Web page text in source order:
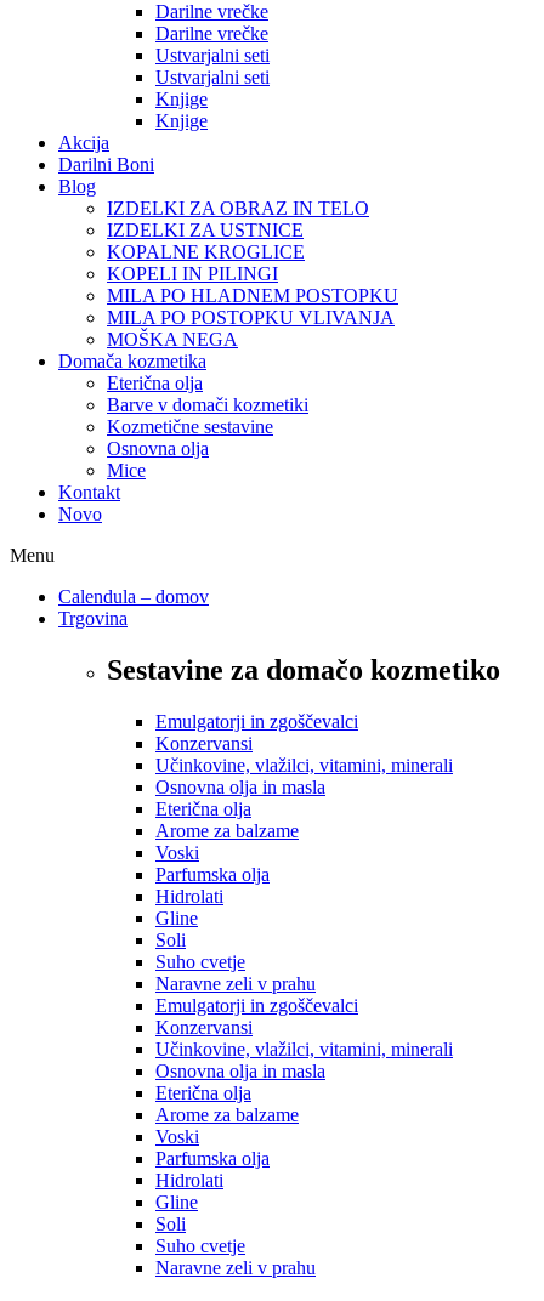
Darilne vrečke
Darilne vrečke
Ustvarjalni seti
Ustvarjalni seti
Knjige
Knjige
Akcija
Darilni Boni
Blog
IZDELKI ZA OBRAZ IN TELO
IZDELKI ZA USTNICE
KOPALNE KROGLICE
KOPELI IN PILINGI
MILA PO HLADNEM POSTOPKU
MILA PO POSTOPKU VLIVANJA
MOŠKA NEGA
Domača kozmetika
Eterična olja
Barve v domači kozmetiki
Kozmetične sestavine
Osnovna olja
Mice
Kontakt
Novo
Menu
Calendula – domov
Trgovina
Sestavine za domačo kozmetiko
Emulgatorji in zgoščevalci
Konzervansi
Učinkovine, vlažilci, vitamini, minerali
Osnovna olja in masla
Eterična olja
Arome za balzame
Voski
Parfumska olja
Hidrolati
Gline
Soli
Suho cvetje
Naravne zeli v prahu
Emulgatorji in zgoščevalci
Konzervansi
Učinkovine, vlažilci, vitamini, minerali
Osnovna olja in masla
Eterična olja
Arome za balzame
Voski
Parfumska olja
Hidrolati
Gline
Soli
Suho cvetje
Naravne zeli v prahu